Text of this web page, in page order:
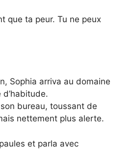
que ta peur. Tu ne peux
Sophia arriva au domaine
bureau, toussant de
nettement plus alerte.
et parla avec